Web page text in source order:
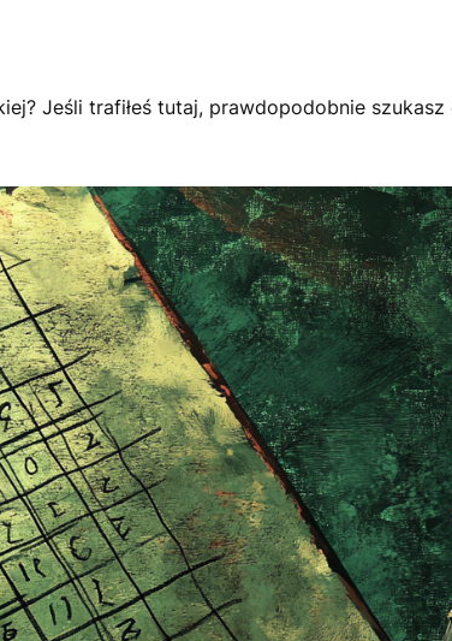
Jeśli trafiłeś tutaj, prawdopodobnie